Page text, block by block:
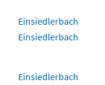
Einsiedlerbach
Einsiedlerbach
Einsiedlerbach